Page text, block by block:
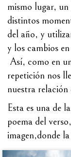
mismo lugar,
distintos
del año, y
y los cambios
Así, como en
repetición nos
nuestra
Esta es una de
poema del
imagen,donde